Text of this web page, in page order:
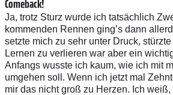
Ja, trotz Sturz wurde ich tatsächlich
kommenden Rennen ging’s dann
setzte mich zu sehr unter Druck,
Lernen zu verlieren war aber ein
Anfangs wusste ich kaum, wie ich mit
umgehen soll. Wenn ich jetzt mal
mir das nicht groß zu Herzen. Ich